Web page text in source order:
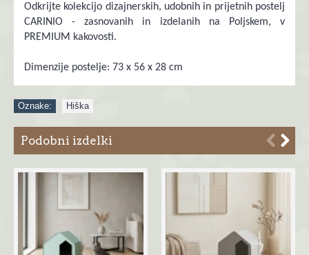
Odkrijte kolekcijo dizajnerskih, udobnih in prijetnih postelj
CARINIO - zasnovanih in izdelanih na Poljskem, v
PREMIUM kakovosti.
Dimenzije postelje: 73 x 56 x 28 cm
Oznake: Hiška
Podobni izdelki